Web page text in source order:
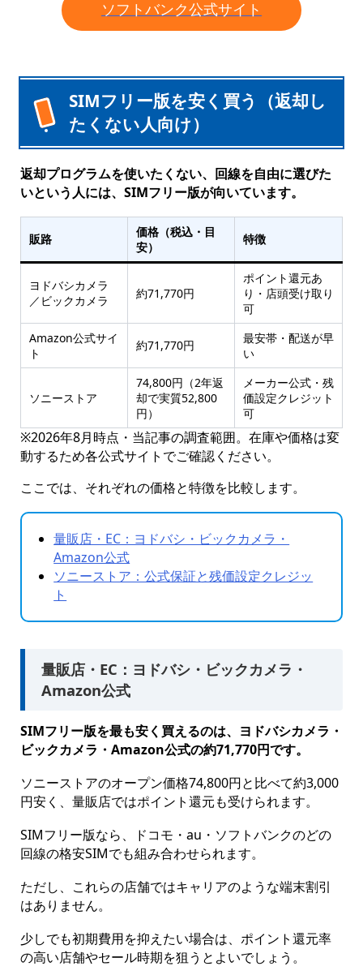
ソフトバンク公式サイト
SIMフリー版を安く買う（返却し
たくない人向け）
返却プログラムを使いたくない、回線を自由に選びた
いという人には、SIMフリー版が向いています。
販路
価格（税込・目
安）
特徴
ヨドバシカメラ
／ビックカメラ
約71,770円
ポイント還元あ
り・店頭受け取り
可
Amazon公式サイ
ト
約71,770円
最安帯・配送が早
い
ソニーストア
74,800円（2年返
却で実質52,800
円）
メーカー公式・残
価設定クレジット
可
※2026年8月時点・当記事の調査範囲。在庫や価格は変
動するため各公式サイトでご確認ください。
ここでは、それぞれの価格と特徴を比較します。
量販店・EC：ヨドバシ・ビックカメラ・
Amazon公式
ソニーストア：公式保証と残価設定クレジッ
ト
量販店・EC：ヨドバシ・ビックカメラ・
Amazon公式
SIMフリー版を最も安く買えるのは、ヨドバシカメラ・
ビックカメラ・Amazon公式の約71,770円です。
ソニーストアのオープン価格74,800円と比べて約3,000
円安く、量販店ではポイント還元も受けられます。
SIMフリー版なら、ドコモ・au・ソフトバンクのどの
回線の格安SIMでも組み合わせられます。
ただし、これらの店舗ではキャリアのような端末割引
はありません。
少しでも初期費用を抑えたい場合は、ポイント還元率
の高い店舗やセール時期を狙うとよいでしょう。